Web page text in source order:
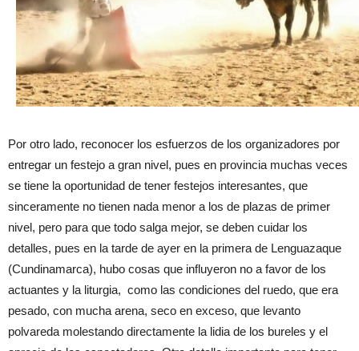
Por otro lado, reconocer los esfuerzos de los organizadores por
entregar un festejo a gran nivel, pues en provincia muchas veces
se tiene la oportunidad de tener festejos interesantes, que
sinceramente no tienen nada menor a los de plazas de primer
nivel, pero para que todo salga mejor, se deben cuidar los
detalles, pues en la tarde de ayer en la primera de Lenguazaque
(Cundinamarca), hubo cosas que influyeron no a favor de los
actuantes y la liturgia, como las condiciones del ruedo, que era
pesado, con mucha arena, seco en exceso, que levanto
polvareda molestando directamente la lidia de los bureles y el